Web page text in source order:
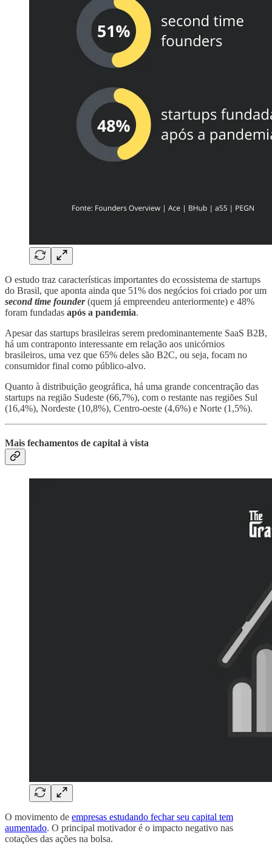
O estudo traz características importantes do ecossistema de startups
do Brasil, que aponta ainda que 51% dos negócios foi criado por um
second time founder(quem já empreendeu anteriormente) e 48%
foram fundadas após a pandemia.
Apesar das startups brasileiras serem predominantemente SaaS B2B,
há um contraponto interessante em relação aos unicórnios
brasileiros, uma vez que 65% deles são B2C, ou seja, focam no
consumidor final como público-alvo.
Quanto à distribuição geográfica, há uma grande concentração das
startups na região Sudeste (66,7%), com o restante nas regiões Sul
(16,4%), Nordeste (10,8%), Centro-oeste (4,6%) e Norte (1,5%).
Mais fechamentos de capital à vista
O movimento de empresas estudando fechar seu capital tem
aumentado. O principal motivador é o impacto negativo nas
cotações das ações na bolsa.